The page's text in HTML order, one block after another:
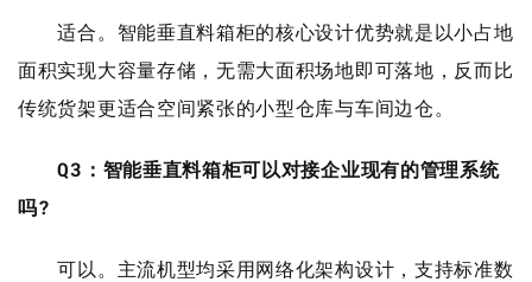
适合。智能垂直料箱柜的核心设计优势就是以小占地
面积实现大容量存储，无需大面积场地即可落地，反而比
传统货架更适合空间紧张的小型仓库与车间边仓。
Q3：智能垂直料箱柜可以对接企业现有的管理系统
吗?
可以。主流机型均采用网络化架构设计，支持标准数